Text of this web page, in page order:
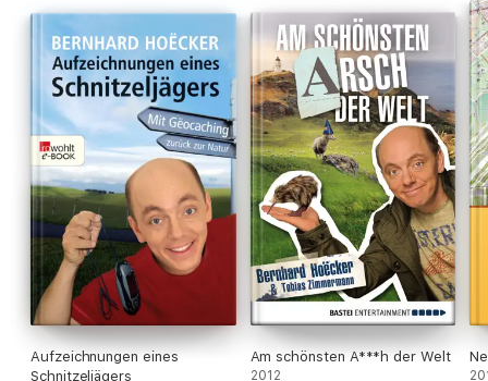
Aufzeichnungen eines
Schnitzeljägers
Am schönsten A***h der Welt
2012